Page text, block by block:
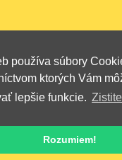
používa súbory
ktorých Vám
lepšie funkcie.
Rozumiem!
vyhradené | HYBOX